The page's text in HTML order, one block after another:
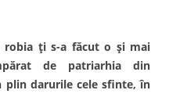
robia ți s-a făcut o și mai
de patriarhia din
plin darurile cele sfinte, în